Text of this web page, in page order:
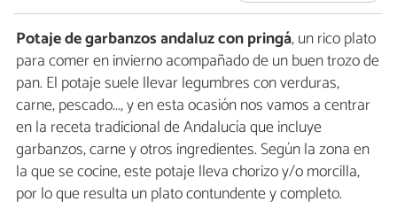
Potaje de garbanzos andaluz con pringá, un rico plato
para comer en invierno acompañado de un buen trozo de
pan. El potaje suele llevar legumbres con verduras,
carne, pescado..., y en esta ocasión nos vamos a centrar
en la receta tradicional de Andalucía que incluye
garbanzos, carne y otros ingredientes. Según la zona en
la que se cocine, este potaje lleva chorizo y/o morcilla,
por lo que resulta un plato contundente y completo.